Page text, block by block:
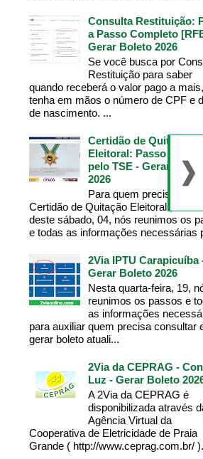
Consulta Restituição:
a Passo Completo
Gerar Boleto 2026
Se você busca por
Restituição para saber
quando receberá o valor pago a mais,
tenha em mãos o número de CPF e
de nascimento. ...
Certidão de Quitação
Eleitoral: Passo a
pelo TSE - Gerar
2026
Para quem precisa da
Certidão de Quitação Eleitoral , na
deste sábado, 04, nós reunimos os
e todas as informações necessárias
2Via IPTU Carapicuíba
Gerar Boleto 2026
Nesta quarta-feira, 19,
reunimos os passos e
as informações
para auxiliar quem precisa consultar
gerar boleto atuali...
2Via da CEPRAG -
Luz - Gerar Boleto
A 2Via da CEPRAG é
disponibilizada através
Agência Virtual da
Cooperativa de Eletricidade de Praia
Grande ( http://www.ceprag.com.br/